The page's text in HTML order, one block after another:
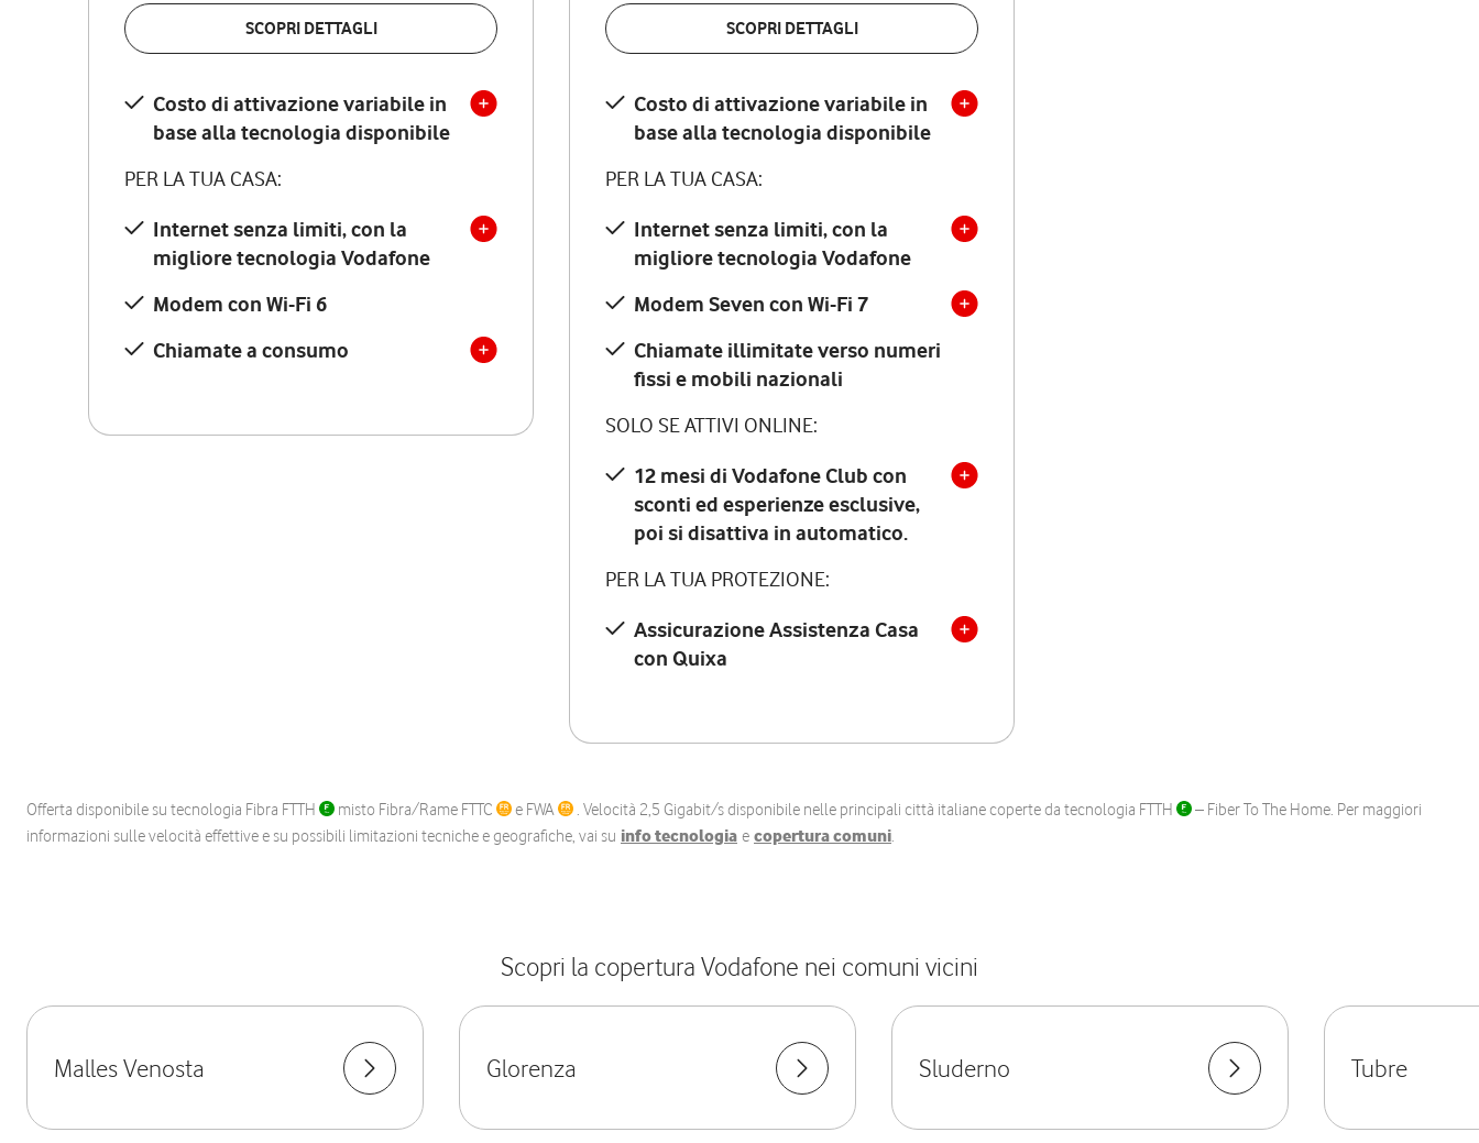
SCOPRI DETTAGLI
Costo di attivazione variabile in
base alla tecnologia disponibile
PER LA TUA CASA:
Internet senza limiti, con la
migliore tecnologia Vodafone
Modem con Wi-Fi 6
Chiamate a consumo
SCOPRI DETTAGLI
Costo di attivazione variabile in
base alla tecnologia disponibile
PER LA TUA CASA:
Internet senza limiti, con la
migliore tecnologia Vodafone
Modem Seven con Wi-Fi 7
Chiamate illimitate verso numeri
fissi e mobili nazionali
SOLO SE ATTIVI ONLINE:
12 mesi di Vodafone Club con
sconti ed esperienze esclusive,
poi si disattiva in automatico.
PER LA TUA PROTEZIONE:
Assicurazione Assistenza Casa
con Quixa
Offerta disponibile su tecnologia Fibra FTTH misto Fibra/Rame FTTC e FWA . Velocità 2,5 Gigabit/s disponibile nelle principali città italiane coperte da tecnologia FTTH
– Fiber To The Home. Per maggiori
informazioni sulle velocità effettive e su possibili limitazioni tecniche e geografiche, vai su info tecnologia e copertura comuni.
Scopri la copertura Vodafone nei comuni vicini
Malles Venosta Glorenza Sluderno Tubre